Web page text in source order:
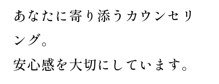
あなたに寄り添うカウンセリ
ング。
安心感を大切にしています。